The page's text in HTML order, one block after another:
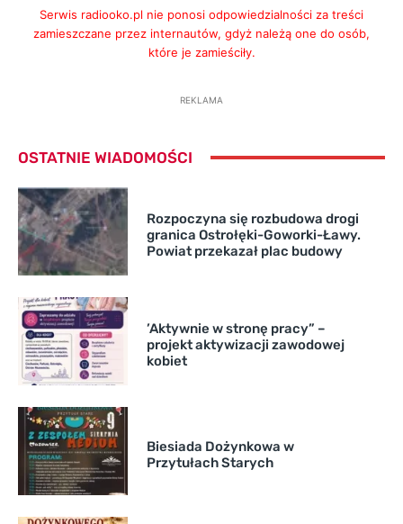
Serwis radiooko.pl nie ponosi odpowiedzialności za treści
zamieszczane przez internautów, gdyż należą one do osób,
które je zamieściły.
REKLAMA
OSTATNIE WIADOMOŚCI
Rozpoczyna się rozbudowa drogi
granica Ostrołęki-Goworki-Ławy.
Powiat przekazał plac budowy
’Aktywnie w stronę pracy” –
projekt aktywizacji zawodowej
kobiet
Biesiada Dożynkowa w
Przytułach Starych